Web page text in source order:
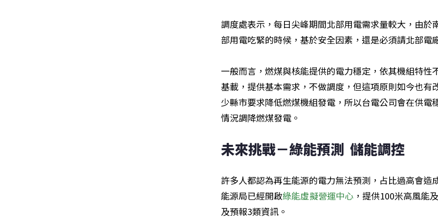
調度處表示，每日尖峰期間北部用電需求量較大，由於
部用電吃緊的時候，基於安全因素，還是必須請北部電
一般而言，燃煤與核能提供的電力穩定，依其機組特性
基載，提供基本需求，不做調度，但這項原則如今也有
少縣市要求降低燃煤機組發電，所以台電公司會在供電
情況調降燃煤發電。
未來挑戰－綠能預測  儲能調控
許多人都認為再生能源的電力無法預測，占比過高會造
能源局已經開啟綠能虛擬營運中心 ，提供100米高風能
及預報3類資訊。